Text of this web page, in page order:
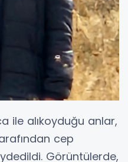
ile alıkoyduğu anlar,
cep
Görüntülerde,